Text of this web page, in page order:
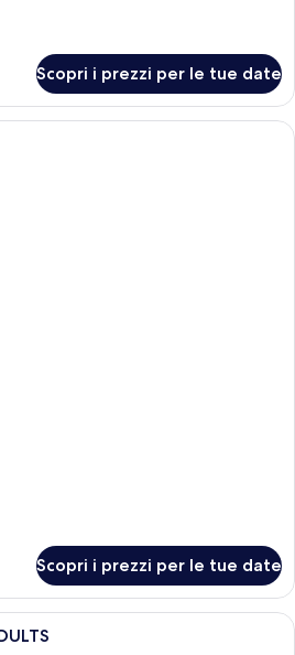
Scopri i prezzi per le tue date
Scopri i prezzi per le tue date
Una scrivania, tende oscuranti,